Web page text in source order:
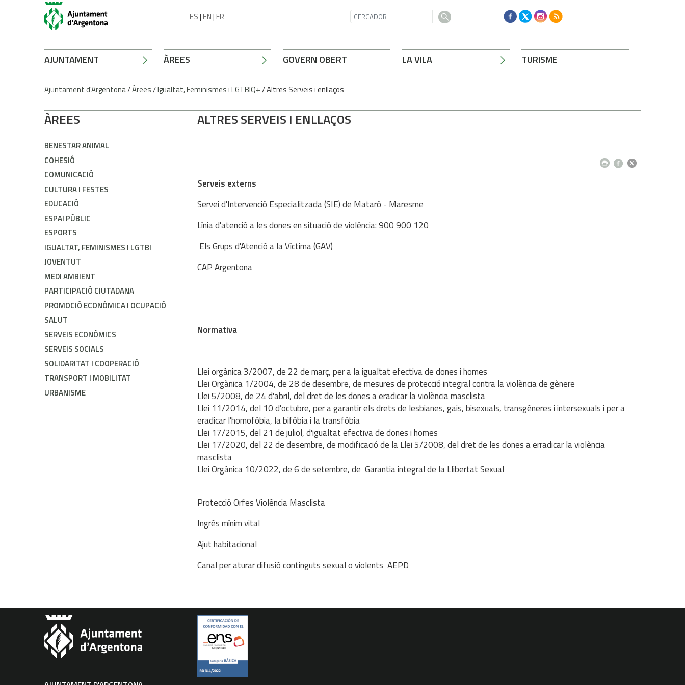
ES|EN|FR
AJUNTAMENT ÀREES GOVERN OBERT LA VILA TURISME
Ajuntament d'Argentona/Àrees/Igualtat, Feminismes i LGTBIQ+/Altres Serveis i enllaços
ÀREES
BENESTAR ANIMAL
COHESIÓ
COMUNICACIÓ
CULTURA I FESTES
EDUCACIÓ
ESPAI PÚBLIC
ESPORTS
IGUALTAT, FEMINISMES I LGTBI
JOVENTUT
MEDI AMBIENT
PARTICIPACIÓ CIUTADANA
PROMOCIÓ ECONÒMICA I OCUPACIÓ
SALUT
SERVEIS ECONÒMICS
SERVEIS SOCIALS
SOLIDARITAT I COOPERACIÓ
TRANSPORT I MOBILITAT
URBANISME
ALTRES SERVEIS I ENLLAÇOS
Serveis externs
Servei d'Intervenció Especialitzada (SIE) de Mataró - Maresme
Línia d'atenció a les dones en situació de violència: 900 900 120
Els Grups d'Atenció a la Víctima (GAV)
CAP Argentona
Normativa
Llei orgànica 3/2007, de 22 de març, per a la igualtat efectiva de dones i homes
Llei Orgànica 1/2004, de 28 de desembre, de mesures de protecció integral contra la violència de gènere
Llei 5/2008, de 24 d'abril, del dret de les dones a eradicar la violència masclista
Llei 11/2014, del 10 d'octubre, per a garantir els drets de lesbianes, gais, bisexuals, transgèneres i intersexuals i per a
eradicar l'homofòbia, la bifòbia i la transfòbia
Llei 17/2015, del 21 de juliol, d'igualtat efectiva de dones i homes
Llei 17/2020, del 22 de desembre, de modificació de la Llei 5/2008, del dret de les dones a erradicar la violència
masclista
Llei Orgànica 10/2022, de 6 de setembre, de Garantia integral de la Llibertat Sexual
Protecció Orfes Violència Masclista
Ingrés mínim vital
Ajut habitacional
Canal per aturar difusió continguts sexual o violents AEPD